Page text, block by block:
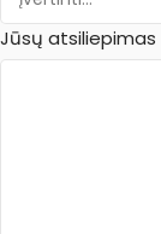
Jūsų atsiliepimas